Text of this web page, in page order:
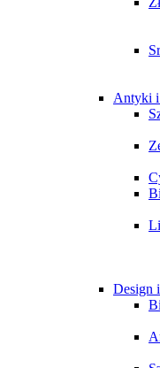
Antyki i
Design